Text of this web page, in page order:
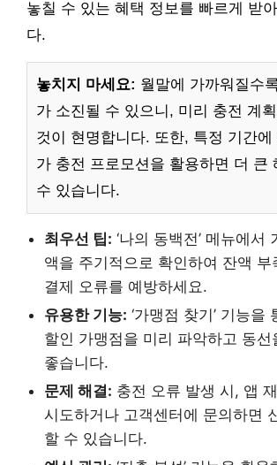
놓칠 수 있는 혜택 정보를 빠르게 받
다.
놓치지 마세요: 월말에 가까워질수
가 소진될 수 있으니, 미리 충전 계
것이 현명합니다. 또한, 특정 기간에
가 충전 프로모션을 활용하면 더 큰
수 있습니다.
최우선 팁: ‘나의 동백전’ 메뉴에서
액을 주기적으로 확인하여 잔액 부
결제 오류를 예방하세요.
유용한 기능: ‘가맹점 찾기’ 기능을
할인 가맹점을 미리 파악하고 동선
좋습니다.
문제 해결: 충전 오류 발생 시, 앱
시도하거나 고객센터에 문의하면
할 수 있습니다.